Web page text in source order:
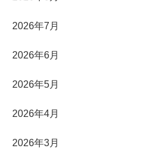
2026年7月
2026年6月
2026年5月
2026年4月
2026年3月